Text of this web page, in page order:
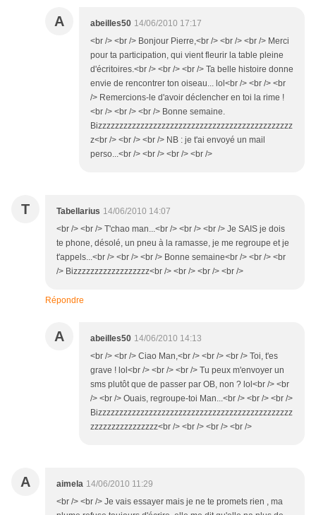
A abeilles50 14/06/2010 17:17
<br /> <br /> Bonjour Pierre,<br /> <br /> <br /> Merci
pour ta participation, qui vient fleurir la table pleine
d'écritoires.<br /> <br /> <br /> Ta belle histoire donne
envie de rencontrer ton oiseau... lol<br /> <br /> <br
/> Remercions-le d'avoir déclencher en toi la rime !
<br /> <br /> <br /> Bonne semaine.
Bizzzzzzzzzzzzzzzzzzzzzzzzzzzzzzzzzzzzzzzzzzzzzz
z<br /> <br /> <br /> NB : je t'ai envoyé un mail
perso...<br /> <br /> <br /> <br />
T Tabellarius 14/06/2010 14:07
<br /> <br /> T'chao man...<br /> <br /> <br /> Je SAIS je dois
te phone, désolé, un pneu à la ramasse, je me regroupe et je
t'appels...<br /> <br /> <br /> Bonne semaine<br /> <br /> <br
/> Bizzzzzzzzzzzzzzzzzz<br /> <br /> <br /> <br />
Répondre
A abeilles50 14/06/2010 14:13
<br /> <br /> Ciao Man,<br /> <br /> <br /> Toi, t'es
grave ! lol<br /> <br /> <br /> Tu peux m'envoyer un
sms plutôt que de passer par OB, non ? lol<br /> <br
/> <br /> Ouais, regroupe-toi Man...<br /> <br /> <br />
Bizzzzzzzzzzzzzzzzzzzzzzzzzzzzzzzzzzzzzzzzzzzzzz
zzzzzzzzzzzzzzzz<br /> <br /> <br /> <br />
A aimela 14/06/2010 11:29
<br /> <br /> Je vais essayer mais je ne te promets rien , ma